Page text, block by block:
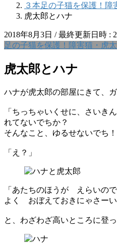
３本足の子猫を保護！障
虎太郎とハナ
2018年8月3日 / 最終更新日時 :
足の子猫を保護！障害猫・虎
虎太郎とハナ
ハナが虎太郎の部屋にきて、
「ちっちゃいくせに、さい
れてないでちか？
そんなこと、ゆるせないでち！
「え？」
「あたちのほうが えらいので
よく おぼえておきにゃさーい
と、わざわざ高いところに登